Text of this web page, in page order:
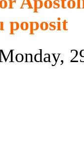
poposit